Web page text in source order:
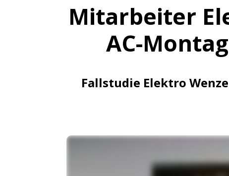
Mitarbeiter
AC-
Fallstudie Elektro